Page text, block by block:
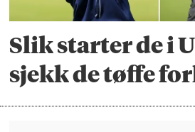
Slik starter de i
sjekk de tøffe